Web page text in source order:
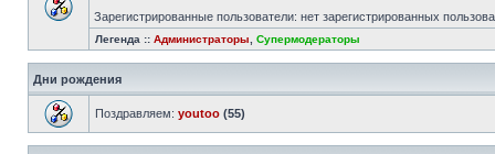
Зарегистрированные пользователи: нет зарегистрированных
Легенда :: Администраторы Супермодераторы
Дни рождения
Поздравляем: youtoo (55)